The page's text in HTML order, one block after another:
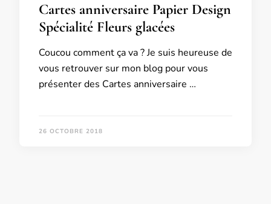
Cartes anniversaire Papier Design
Spécialité Fleurs glacées
Coucou comment ça va ? Je suis heureuse de
vous retrouver sur mon blog pour vous
présenter des Cartes anniversaire …
26 OCTOBRE 2018